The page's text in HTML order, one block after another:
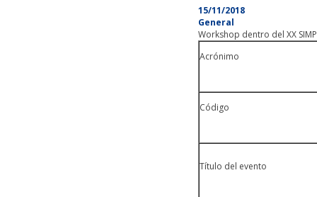
15/11/2018
General
Workshop dentro del XX
Acrónimo
Código
Título del evento